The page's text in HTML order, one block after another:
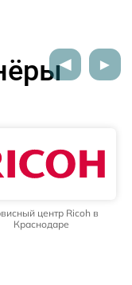
центр Ricoh в
Краснодаре